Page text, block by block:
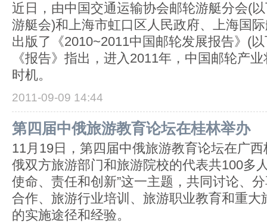
近日，由中国交通运输协会邮轮游艇分会(
游艇会)和上海市虹口区人民政府、上海国
出版了《2010~2011中国邮轮发展报告》(
《报告》指出，进入2011年，中国邮轮产
时机。
2011-09-09 14:44
第四届中俄旅游教育论坛在桂林举办
11月19日，第四届中俄旅游教育论坛在广
俄双方旅游部门和旅游院校的代表共100多
使命、责任和创新”这一主题，共同讨论、
合作、旅游行业培训、旅游职业教育和重大
的实施途径和经验。